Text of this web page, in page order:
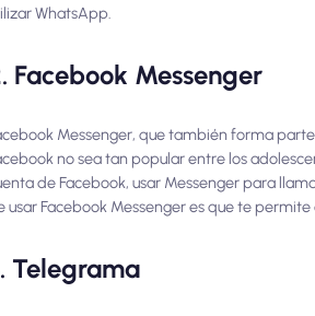
WhatsApp.
Facebook Messenger
Messenger, que también forma
no sea tan popular entre los
de Facebook, usar Messenger para
usar Facebook Messenger es que te
Telegrama